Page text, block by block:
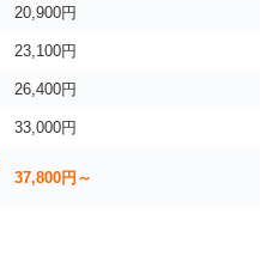
20,900円
23,100円
26,400円
33,000円
37,800円～